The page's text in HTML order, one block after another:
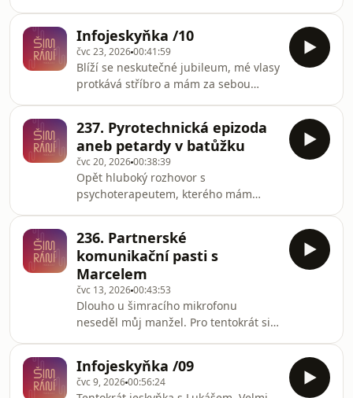
využití. Povídání s Jitkou ale přineslo
více zajímavých poznatků pro
udržování vztahů a rozvíjení intimity.
Tak vzhůru do toho!Postprodukce:
Ondřej Markus Zeman
Infojeskyňka /10
čvc 23, 202600:41:59
Blíží se neskutečné jubileum, mé vlasy
protkává stříbro a mám za sebou
vztahy a taky se staňte součástí
komunity, kterou Šimrání vytváří.
Třeba už 8. srpna v průvodu Prague
Pride.stačí dát vědět že jdete s námi v
tomhle formuláři👉🏻 TADYYYYza skvělý
obraz a zvuk dostává kredit Ondřej
Markus Zeman
237. Pyrotechnická epizoda
aneb petardy v batůžku
čvc 20, 202600:38:39
Opět hluboký rozhovor s
psychoterapeutem, kterého mám
život reagujeme pod vlivem našeho
vnitřního prostředí. Jak si všímat
petard, které snadno vybuchnou, jak
je regulovat a žít příjemnější
život.Postprodukce: Ondřej Markus
Zeman
236. Partnerské
komunikační pasti s
Marcelem
čvc 13, 202600:43:53
Dlouho u šimracího mikrofonu
neseděl můj manžel. Pro tentokrát si
Jak se děje, že i když spolu mluvíme,
tak se neslyšíme. Jak se to stane, kde
Infojeskyňka /09
čvc 9, 202600:56:24